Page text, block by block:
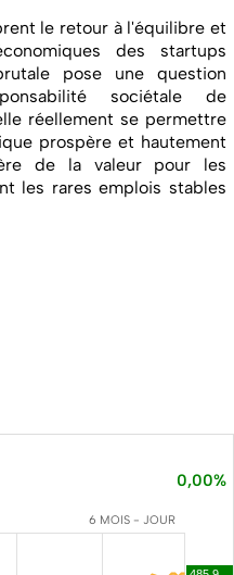
le retour à l'équilibre et
des startups
pose une question
sociétale de
réellement se permettre
prospère et hautement
de la valeur pour les
les rares emplois stables
0,00%
6 MOIS - JOUR